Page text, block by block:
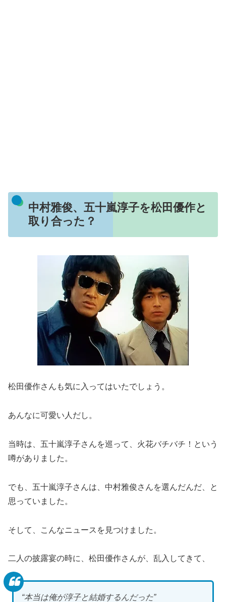
中村雅俊、五十嵐淳子を松田優作と
取り合った？
松田優作さんも気に入ってはいたでしょう。
あんなに可愛い人だし。
当時は、五十嵐淳子さんを巡って、火花バチバチ！という
噂がありました。
でも、五十嵐淳子さんは、中村雅俊さんを選んだんだ、と
思っていました。
そして、こんなニュースを見つけました。
二人の披露宴の時に、松田優作さんが、乱入してきて、
“本当は俺が淳子と結婚するんだった”